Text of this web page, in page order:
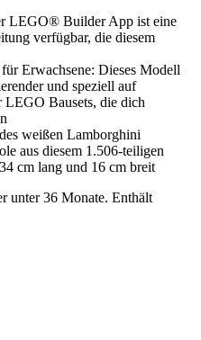
LEGO® Builder App ist eine
verfügbar, die diesem
Erwachsene: Dieses Modell
und speziell auf
LEGO Bausets, die dich
weißen Lamborghini
aus diesem 1.506-teiligen
cm lang und 16 cm breit
unter 36 Monate. Enthält